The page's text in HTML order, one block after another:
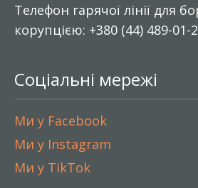
Телефон гарячої лінії для
корупцією: +380 (44) 489-01-
Соціальні мережі
Ми у Facebook
Ми у Instagram
Ми у TikTok